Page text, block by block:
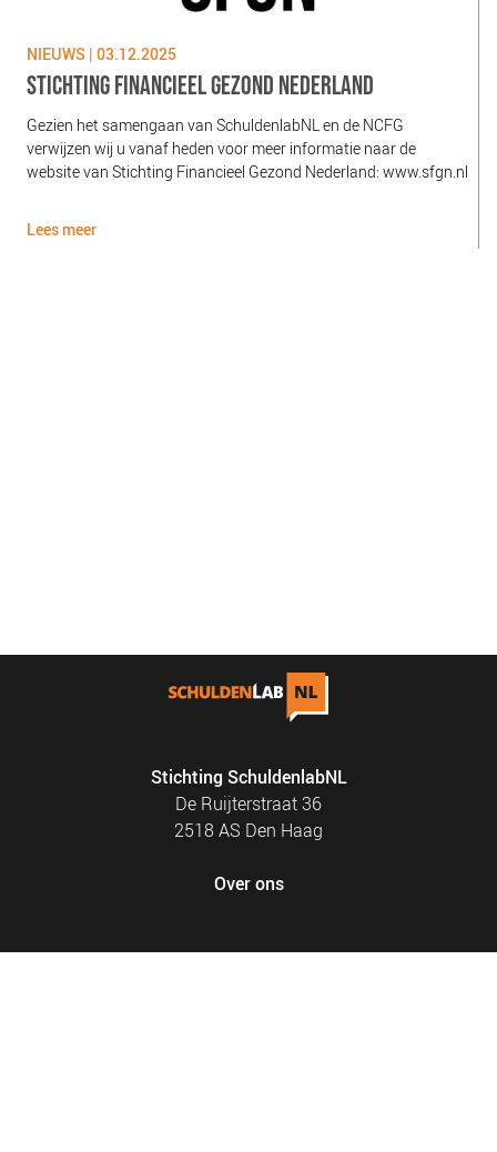
NIEUWS | 03.12.2025
STICHTING FINANCIEEL GEZOND NEDERLAND
Gezien het samengaan van SchuldenlabNL en de NCFG
verwijzen wij u vanaf heden voor meer informatie naar de
website van Stichting Financieel Gezond Nederland: www.sfgn.nl
Lees meer
Stichting SchuldenlabNL
De Ruijterstraat 36
2518 AS Den Haag
Over ons